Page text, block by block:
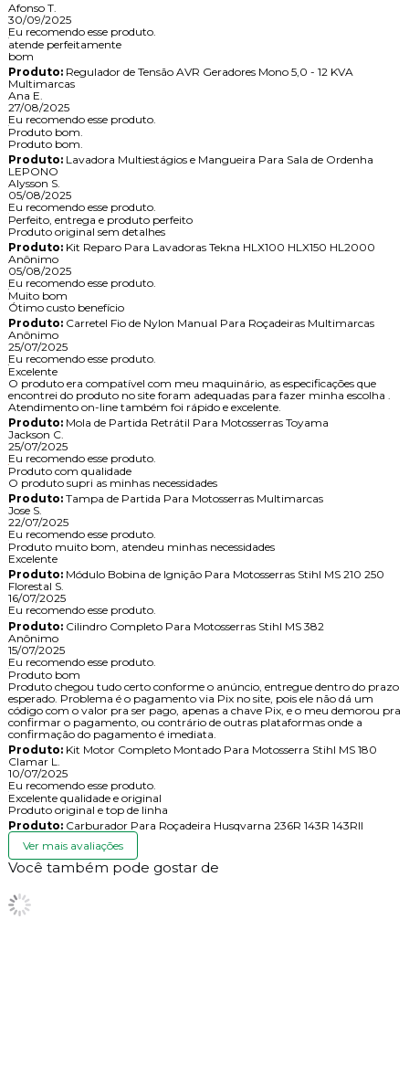
Afonso T.
30/09/2025
Eu recomendo esse produto.
atende perfeitamente
bom
Produto:Regulador de Tensão AVR Geradores Mono 5,0 - 12 KVA
Multimarcas
Ana E.
27/08/2025
Eu recomendo esse produto.
Produto bom.
Produto bom.
Produto:Lavadora Multiestágios e Mangueira Para Sala de Ordenha
LEPONO
Alysson S.
05/08/2025
Eu recomendo esse produto.
Perfeito, entrega e produto perfeito
Produto original sem detalhes
Produto:Kit Reparo Para Lavadoras Tekna HLX100 HLX150 HL2000
Anônimo
05/08/2025
Eu recomendo esse produto.
Muito bom
Ótimo custo benefício
Produto:Carretel Fio de Nylon Manual Para Roçadeiras Multimarcas
Anônimo
25/07/2025
Eu recomendo esse produto.
Excelente
O produto era compatível com meu maquinário, as especificações que
encontrei do produto no site foram adequadas para fazer minha escolha .
Atendimento on-line também foi rápido e excelente.
Produto:Mola de Partida Retrátil Para Motosserras Toyama
Jackson C.
25/07/2025
Eu recomendo esse produto.
Produto com qualidade
O produto supri as minhas necessidades
Produto:Tampa de Partida Para Motosserras Multimarcas
Jose S.
22/07/2025
Eu recomendo esse produto.
Produto muito bom, atendeu minhas necessidades
Excelente
Produto:Módulo Bobina de Ignição Para Motosserras Stihl MS 210 250
Florestal S.
16/07/2025
Eu recomendo esse produto.
Produto:Cilindro Completo Para Motosserras Stihl MS 382
Anônimo
15/07/2025
Eu recomendo esse produto.
Produto bom
Produto chegou tudo certo conforme o anúncio, entregue dentro do prazo
esperado. Problema é o pagamento via Pix no site, pois ele não dá um
código com o valor pra ser pago, apenas a chave Pix, e o meu demorou pra
confirmar o pagamento, ou contrário de outras plataformas onde a
confirmação do pagamento é imediata.
Produto:Kit Motor Completo Montado Para Motosserra Stihl MS 180
Clamar L.
10/07/2025
Eu recomendo esse produto.
Excelente qualidade e original
Produto original e top de linha
Produto:Carburador Para Roçadeira Husqvarna 236R 143R 143RII
Ver mais avaliações
Você também pode gostar de